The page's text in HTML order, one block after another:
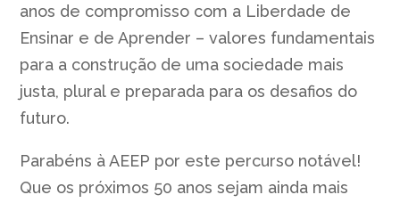
anos de compromisso com a Liberdade de
Ensinar e de Aprender – valores fundamentais
para a construção de uma sociedade mais
justa, plural e preparada para os desafios do
futuro.
Parabéns à AEEP por este percurso notável!
Que os próximos 50 anos sejam ainda mais